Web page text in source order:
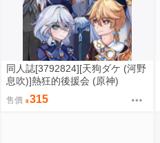
同人誌[3792824][天狗ダケ (河野
息吹)]熱狂的後援会 (原神)
售價 315